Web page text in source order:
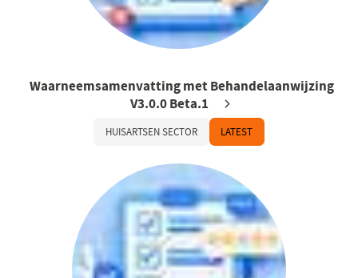
Waarneemsamenvatting met Behandelaanwijzing
V3.0.0 Beta.1
HUISARTSEN SECTOR LATEST